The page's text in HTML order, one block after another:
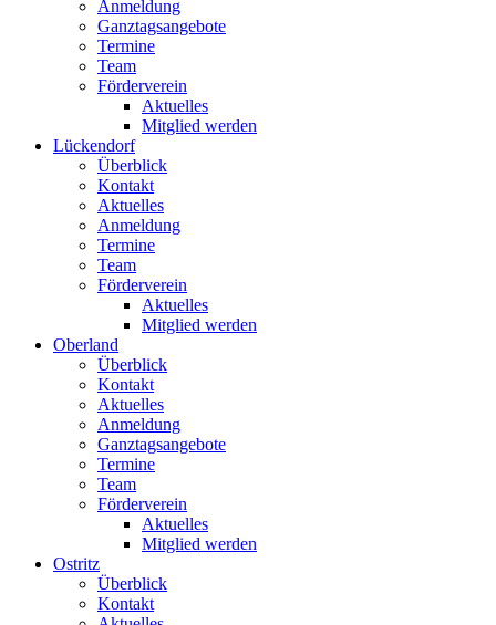
Anmeldung
Ganztagsangebote
Termine
Team
Förderverein
Aktuelles
Mitglied werden
Lückendorf
Überblick
Kontakt
Aktuelles
Anmeldung
Termine
Team
Förderverein
Aktuelles
Mitglied werden
Oberland
Überblick
Kontakt
Aktuelles
Anmeldung
Ganztagsangebote
Termine
Team
Förderverein
Aktuelles
Mitglied werden
Ostritz
Überblick
Kontakt